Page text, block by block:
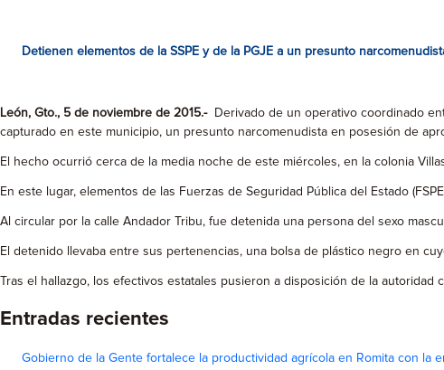
Detienen elementos de la SSPE y de la PGJE a un presunto
León, Gto., 5 de noviembre de 2015.-
Derivado de un operativo coordinado
capturado en este municipio, un presunto narcomenudista en posesión de
El hecho ocurrió cerca de la media noche de este miércoles, en la colonia
En este lugar, elementos de las Fuerzas de Seguridad Pública del Estado
Al circular por la calle Andador Tribu, fue detenida una persona del sexo
El detenido llevaba entre sus pertenencias, una bolsa de plástico negro en
Tras el hallazgo, los efectivos estatales pusieron a disposición de la
Entradas recientes
Gobierno de la Gente fortalece la productividad agrícola en Romita con la